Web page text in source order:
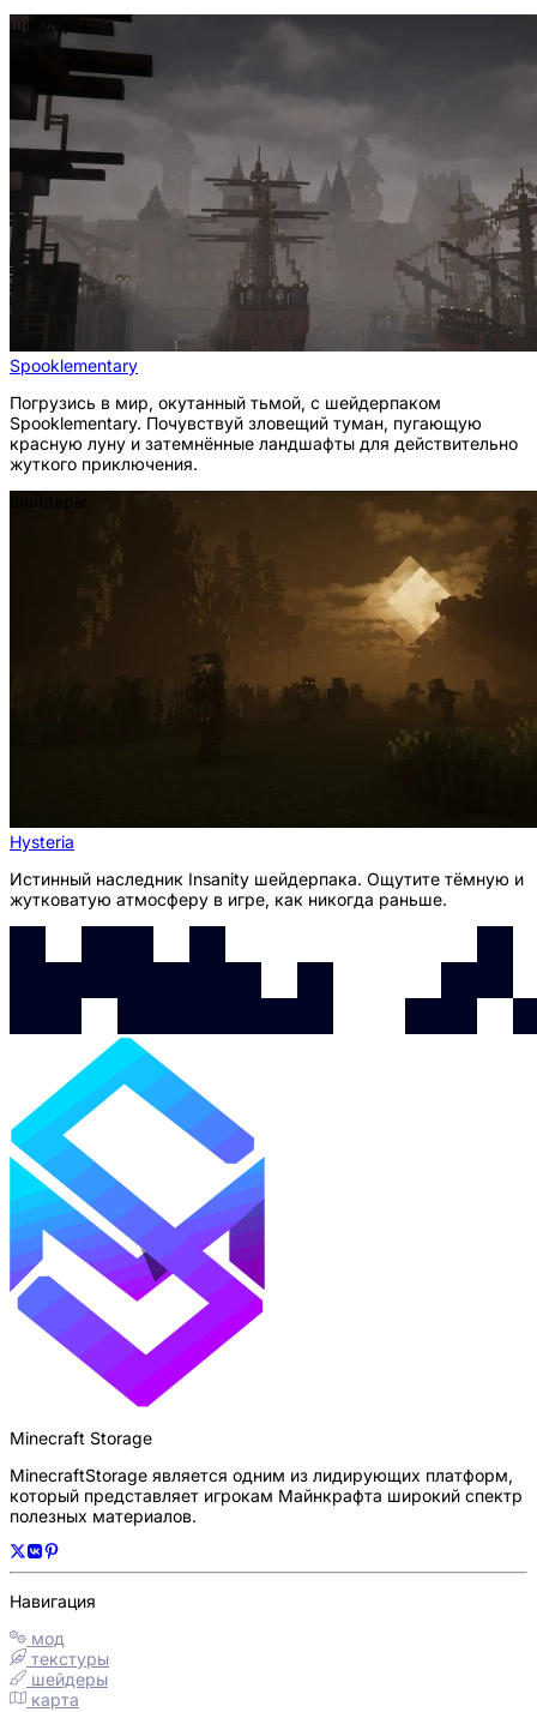
шейдеры
Spooklementary
Погрузись в мир, окутанный тьмой, с шейдерпаком
Spooklementary. Почувствуй зловещий туман, пугающую
красную луну и затемнённые ландшафты для действительно
жуткого приключения.
Hysteria
Истинный наследник Insanity шейдерпака. Ощутите тёмную и
жутковатую атмосферу в игре, как никогда раньше.
Minecraft Storage
MinecraftStorage является одним из лидирующих платформ,
который представляет игрокам Майнкрафта широкий спектр
полезных материалов.
Навигация
мод
текстуры
шейдеры
карта